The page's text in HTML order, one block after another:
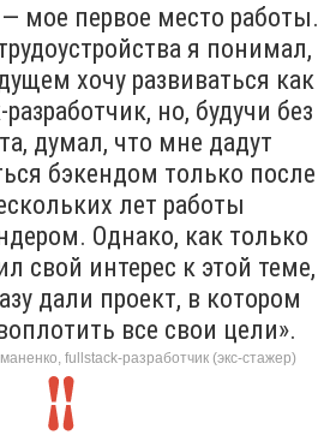
мое первое место работы.
я понимал,
хочу развиваться как
но, будучи без
думал, что мне дадут
бэкендом только после
лет работы
Однако, как только
свой интерес к этой теме,
дали проект, в котором
все свои цели».
fullstack-разработчик (экс-стажер)